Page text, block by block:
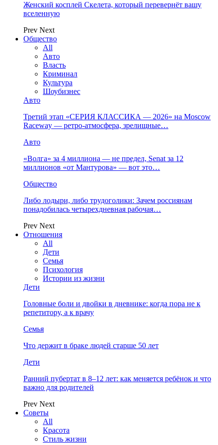
Женский косплей Скелета, который перевернёт вашу
вселенную
Prev Next
Общество
All
Авто
Власть
Криминал
Культура
Шоубизнес
Авто
Третий этап «СЕРИЯ КЛАССИКА — 2026» на Moscow
Raceway — ретро‑атмосфера, зрелищные…
Авто
«Волга» за 4 миллиона — не предел, Senat за 12
миллионов «от Мантурова» — вот это…
Общество
Либо лодыри, либо трудоголики: Зачем россиянам
понадобилась четырехдневная рабочая…
Prev Next
Отношения
All
Дети
Семья
Психология
Истории из жизни
Дети
Головные боли и двойки в дневнике: когда пора не к
репетитору, а к врачу
Семья
Что держит в браке людей старше 50 лет
Дети
Ранний пубертат в 8–12 лет: как меняется ребёнок и что
важно для родителей
Prev Next
Советы
All
Красота
Стиль жизни